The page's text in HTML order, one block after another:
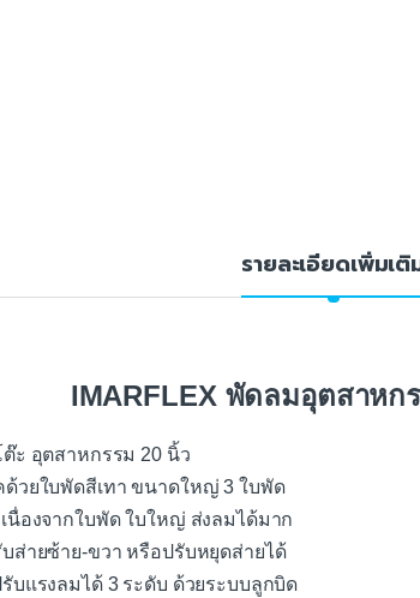
รายละเอียดเพิ่มเติ
IMARFLEX พัดลมอุตสาหก
ะ อุตสาหกรรม 20 นิ้ว
วยใบพัดสีเทา ขนาดใหญ่ 3 ใบพัด
นื่องจากใบพัด ใบใหญ่ ส่งลมได้มาก
ส่ายซ้าย-ขวา หรือปรับหยุดส่ายได้
บแรงลมได้ 3 ระดับ ด้วยระบบลูกบิด